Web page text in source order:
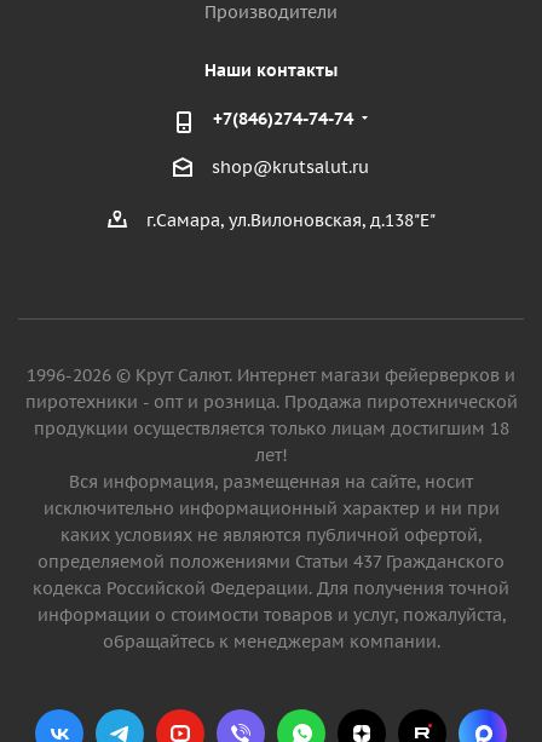
Производители
Наши контакты
+7(846)274-74-74
shop@krutsalut.ru
г.Самара, ул.Вилоновская, д.138"Е"
1996-2026 © Крут Салют. Интернет магази фейерверков и
пиротехники - опт и розница. Продажа пиротехнической
продукции осуществляется только лицам достигшим 18
лет!
Вся информация, размещенная на сайте, носит
исключительно информационный характер и ни при
каких условиях не являются публичной офертой,
определяемой положениями Статьи 437 Гражданского
кодекса Российской Федерации. Для получения точной
информации о стоимости товаров и услуг, пожалуйста,
обращайтесь к менеджерам компании.